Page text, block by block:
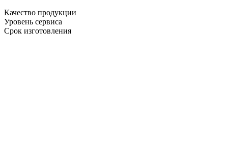
Качество продукции
Уровень сервиса
Срок изготовления